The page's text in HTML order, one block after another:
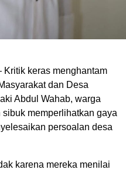
keras menghantam
dan Desa
Abdul Wahab, warga
memperlihatkan gaya
persoalan desa
karena mereka menilai